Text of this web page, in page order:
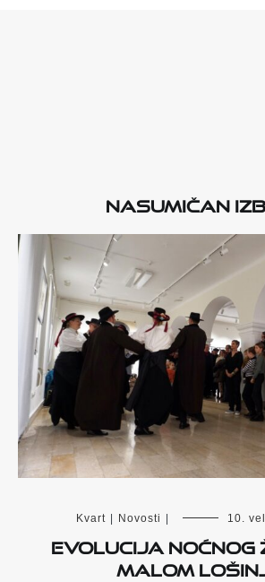
Nasumičan
Kvart Novosti 10.
Evolucija noćnog
Malom